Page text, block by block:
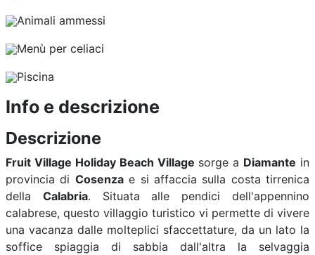
Animali ammessi
Menù per celiaci
Piscina
Info e descrizione
Descrizione
Fruit Village Holiday Beach Village sorge a Diamante in
provincia di Cosenzae si affaccia sulla costa tirrenica
della Calabria. Situata alle pendici dell'appennino
calabrese, questo villaggio turistico vi permette di vivere
una vacanza dalle molteplici sfaccettature, da un lato la
soffice spiaggia di sabbia dall'altra la selvaggia